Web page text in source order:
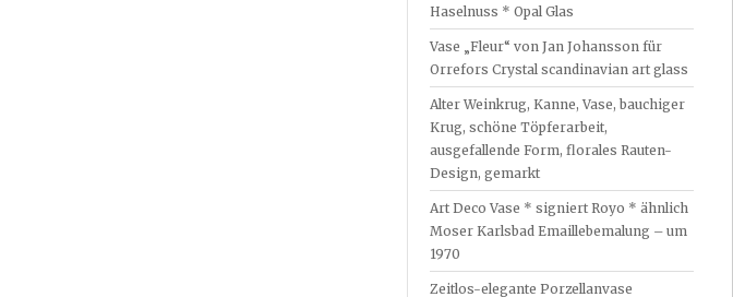
Haselnuss * Opal Glas
Vase „Fleur“ von Jan Johansson für
Orrefors Crystal scandinavian art glass
Alter Weinkrug, Kanne, Vase, bauchiger
Krug, schöne Töpferarbeit,
ausgefallende Form, florales Rauten-
Design, gemarkt
Art Deco Vase * signiert Royo * ähnlich
Moser Karlsbad Emaillebemalung – um
1970
Zeitlos-elegante Porzellanvase